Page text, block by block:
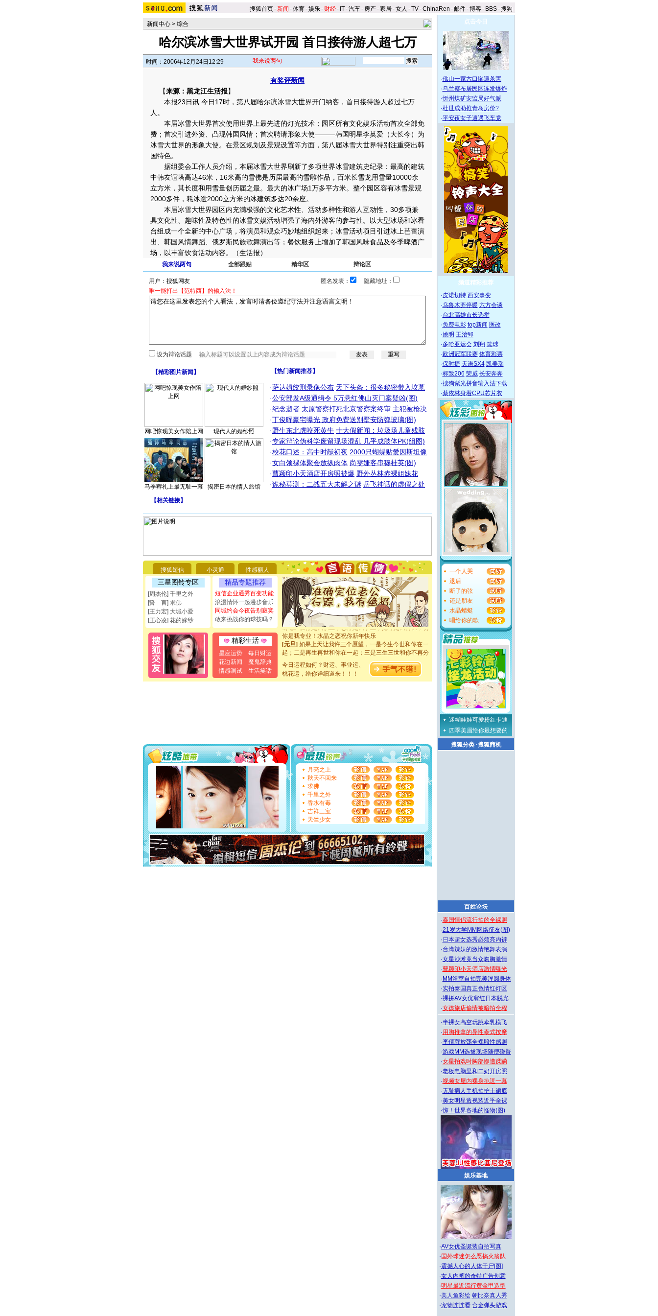
搜狐首页-新闻 -体育-娱乐- 财经- IT-汽车- 房产-家居-女人 -TV-ChinaRen -邮件-博客- BBS-搜狗
新闻中心 > 综合
哈尔滨冰雪大世界试开园 首日接待游人超七万
时间：2006年12月24日12:29 我来说两句
有奖评新闻
【来源：黑龙江生活报】
本报23日讯 今日17时，第八届哈尔滨冰雪大世界开门纳客，首日接待游人超过七万
人。
本届冰雪大世界首次使用世界上最先进的灯光技术；园区所有文化娱乐活动首次全部免
费；首次引进外资、凸现韩国风情；首次聘请形象大使———韩国明星李英爱（大长今）为
冰雪大世界的形象大使。 在景区规划及景观设置等方面，第八届冰雪大世界特别注重突出韩
国特色。
据组委会工作人员介绍，本届冰雪大世界刷新了多项世界冰雪建筑史纪录：最高的建筑
中韩友谊塔高达46米，16米高的雪佛是历届最高的雪雕作品，百米长雪龙用雪量10000余
立方米，其长度和用雪量创历届之最。最大的冰广场1万多平方米。整个园区容有冰雪景观
2000多件，耗冰逾2000立方米的冰建筑多达20余座。
本届冰雪大世界园区内充满极强的文化艺术性、活动多样性和游人互动性，30多项兼
具文化性、趣味性及特色性的冰雪文娱活动增强了海内外游客的参与性。以大型冰场和冰看
台组成一个全新的中心广场，将演员和观众巧妙地组织起来；冰雪活动项目引进冰上芭蕾演
出、韩国风情舞蹈、俄罗斯民族歌舞演出等；餐饮服务上增加了韩国风味食品及冬季啤酒广
场，以丰富饮食活动内容。（生活报）
我来说两句 全部跟贴 精华区 辩论区
用户： 匿名发表：
隐藏地址：
唯一能打出【范特西】的输入法！
设为辩论话题
【精彩图片新闻 】
网吧惊现美女作陪上网 现代人的婚纱照
马季葬礼上最无耻一幕 揭密日本的情人旅馆
【热门新闻推荐】
·萨达姆绞刑录像公布 天下头条：很多秘密带入坟墓
·公安部发A级通缉令 5万悬红佛山灭门案疑凶(图)
·纪念逝者 太原警察打死北京警察案终审 主犯被枪决
·丁俊晖豪宅曝光 政府免费送别墅安防弹玻璃(图)
·野生东北虎咬死黄牛 十大假新闻：垃圾场儿童残肢
·专家辩论伪科学废留现场混乱 几乎成肢体PK(组图)
·校花口述：高中时献初夜 2000只蝴蝶贴爱因斯坦像
·女白领祼体聚会放纵肉体 尚雯婕客串穆桂英(图)
·曹颖印小天酒店开房照被爆 野外丛林赤裸姐妹花
·诡秘莫测：二战五大未解之谜 岳飞神话的虚假之处
【相关链接】
搜狐短信 小灵通 性感丽人
三星图铃专区
[周杰伦] 千里之外
[誓 言] 求佛
[王力宏] 大城小爱
[王心凌] 花的嫁纱
精品专题推荐
短信企业通秀百变功能
浪漫情怀一起漫步音乐
同城约会今夜告别寂寞
敢来挑战你的球技吗？
精彩生活
星座运势
每日财运
花边新闻
魔鬼辞典
情感测试
生活笑话
你太多，只有给你五千万：千万快乐！千万要健康！千万
要平安！千万要知足！千万不要忘记我！
[圣诞节]不只这样的日子才会想起你,而是这样的日子才
能正大光明地骚扰你,告诉你,圣诞要快乐!新年要快乐!天天
都要快乐噢!
[圣诞节]奉上一颗祝福的心,在这个特别的日子里,愿幸福,
如意,快乐,鲜花,一切美好的祝愿与你同在.圣诞快乐!
[元旦]看到你我会触电；看不到你我要充电；没有你我会
断电。爱你是我职业，想你是我事业，抱你是我特长，吻
你是我专业！水晶之恋祝你新年快乐
[元旦]如果上天让我许三个愿望，一是今生今世和你在一
起；二是再生再世和你在一起；三是三生三世和你不再分
离。水晶之恋祝你新年快乐
[元旦]当我狠下心扭头离去那一刻，你在我身后无助地哭
泣，这痛楚让我明白我多么爱你。我转身抱住你：这猪不
卖了。水晶之恋祝你新年快乐。
你太多，只有给你五千万：千万快乐！千万要健康！千万
要平安！千万要知足！千万不要忘记我！
[圣诞节]不只这样的日子才会想起你,而是这样的日子才
能正大光明地骚扰你,告诉你,圣诞要快乐!新年要快乐!天天
都要快乐噢!
[圣诞节]奉上一颗祝福的心,在这个特别的日子里,愿幸福,
如意,快乐,鲜花,一切美好的祝愿与你同在.圣诞快乐!
[元旦]
看到你我会触电；看不到你我要充电；没有你我会
断电。爱你是我职业，想你是我事业，抱你是我特长，吻
你是我专业！水晶之恋祝你新年快乐
[元旦]如果上天让我许三个愿望，一是今生今世和你在一
起；二是再生再世和你在一起；三是三生三世和你不再分
离。水晶之恋祝你新年快乐
[元旦]当我狠下心扭头离去那一刻，你在我身后无助地哭
泣，这痛楚让我明白我多么爱你。我转身抱住你：这猪不
今日运程如何？财运、事业运、
桃花运，给你详细道来！！！
月亮之上
秋天不回来
求佛
千里之外
香水有毒
吉祥三宝
天竺少女
点击今日
·佛山一家六口惨遭杀害
·乌兰察布居民区连发爆炸
·忻州煤矿安监局好气派
·杜世成助推青岛房价?
·平安夜女子遭遇飞车党
频道精彩推荐
·皮诺切特 西安事变
·乌鲁木齐停暖 六方会谈
·台北高雄市长选举
·免费电影 top新闻 医改
·姚明 王治郅
·多哈亚运会 刘翔 篮球
·欧洲冠军联赛 体育彩票
·保时捷 天语SX4 凯美瑞
·标致206 荣威 长安奔奔
·搜狗紫光拼音输入法下载
·蔡依林身着CPU芯片衣
一个人哭
退后
断了的弦
还是朋友
水晶蜻蜓
唱给你的歌
迷糊娃娃可爱粉红卡通
四季美眉给你最想要的
搜狐分类·搜狐商机
百姓论坛
·泰国情侣流行拍的全裸照
·21岁大学MM网络征友(图)
· 日本超女选秀必须亮内裤
·台湾辣妹的激情艳舞表演
·女星沙滩竟当众吻胸激情
·曹颖印小天酒店激情曝光
· MM浴室自拍完美浑圆身体
·实拍泰国真正色情红灯区
·裸拼AV女优翁红日本脱光
·女孩旅店偷情被暗拍全程
·半裸女高空玩跳伞乳横飞
·用胸推拿的异性泰式按摩
·李倩蓉放荡全裸照性感照
·游戏MM选拔现场随便碰臀
·女星拍戏时胸部惨遭蹂躏
·老板电脑里和二奶开房照
·视频女屋内裸身挑逗一幕
·无耻病人手机拍护士裙底
·美女明星透视装近乎全裸
·惊！世界各地的怪物(图)
娱乐基地
·AV女优圣诞装自拍写真
· 国外球迷怎么恶搞火箭队
·震撼人心的人体干尸[图]
·女人内裤的奇特广告创意
·明星最近流行黄金甲造型
·美人鱼彩绘 朝比奈真人秀
·宠物连连看 合金弹头游戏